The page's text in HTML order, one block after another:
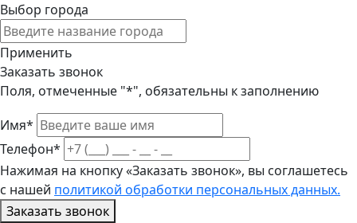
Выбор города
Применить
Заказать звонок
Поля, отмеченные "*", обязательны к заполнению
Имя*
Телефон*
Нажимая на кнопку «Заказать звонок», вы соглашетесь
с нашей политикой обработки персональных данных.
Заказать звонок